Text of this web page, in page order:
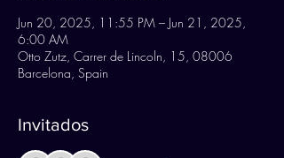
Jun 20, 2025, 11:55 PM – Jun 21, 2025,
6:00 AM
Otto Zutz, Carrer de Lincoln, 15, 08006
Barcelona, Spain
Invitados